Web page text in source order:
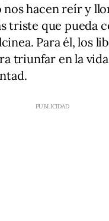
hacen reír y
triste que pueda
Para él, los
triunfar en la